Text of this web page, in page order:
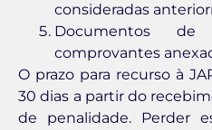
consideradas
Documentos
comprovantes
O prazo para recurso à
30 dias a partir do
de penalidade. Perder